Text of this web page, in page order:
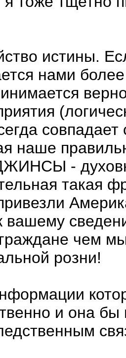
истины.
нами
наше
-
такая
вашему
чем
розни!
и она